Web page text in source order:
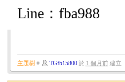
Line：fba988
主題樹 # TGfb15800於 1 個月前建立